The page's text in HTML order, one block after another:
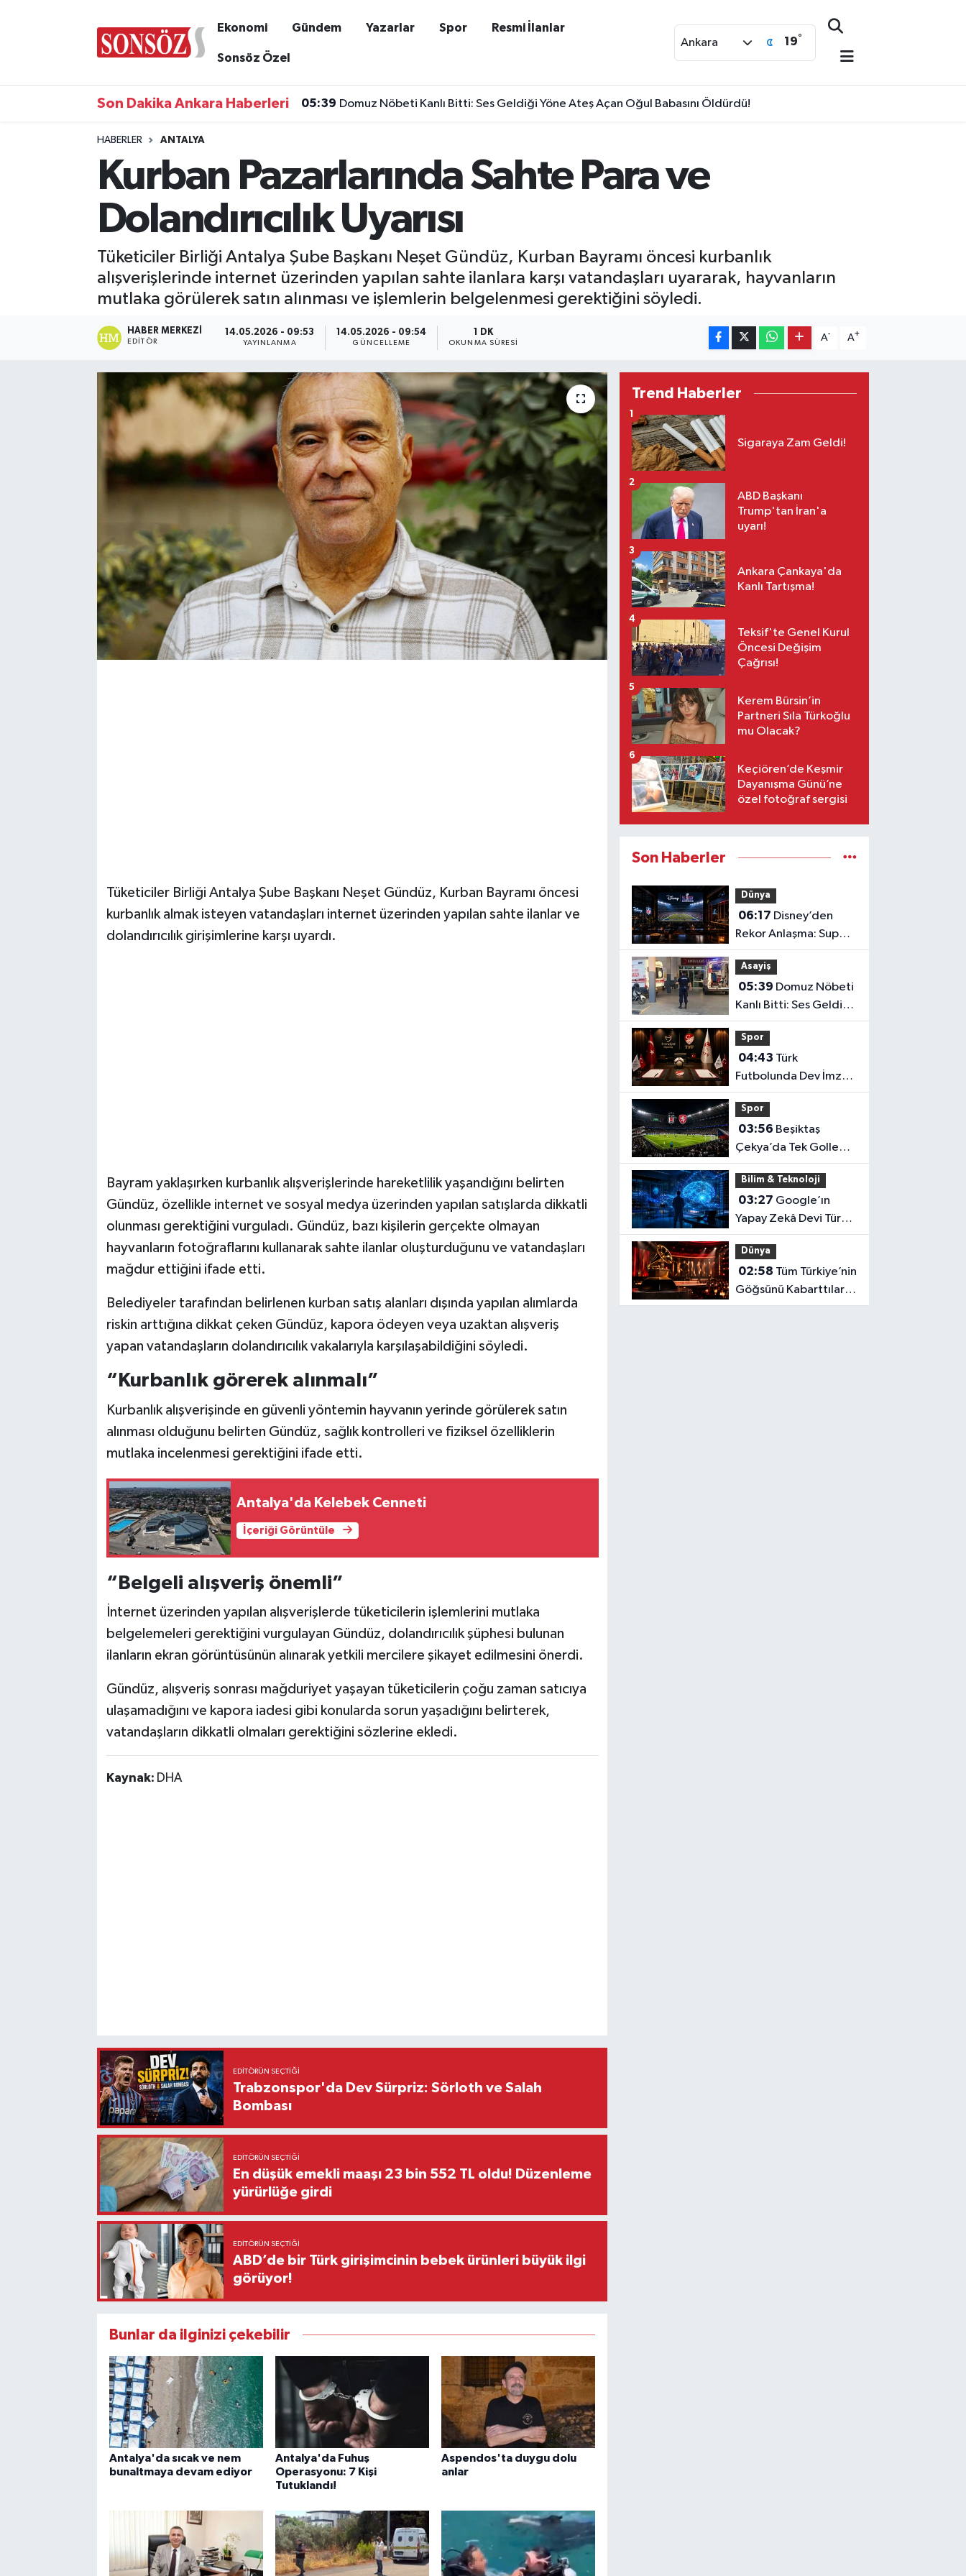
Ekonomi Gündem Yazarlar Spor Resmi İlanlar
Sonsöz Özel
Ankara 19°
Son Dakika Ankara Haberleri 05:39 Domuz Nöbeti Kanlı Bitti: Ses Geldiği Yöne Ateş Açan Oğul Babasını Öldürdü!
HABERLER ANTALYA
Kurban Pazarlarında Sahte Para ve
Dolandırıcılık Uyarısı
Tüketiciler Birliği Antalya Şube Başkanı Neşet Gündüz, Kurban Bayramı öncesi kurbanlık
alışverişlerinde internet üzerinden yapılan sahte ilanlara karşı vatandaşları uyararak, hayvanların
mutlaka görülerek satın alınması ve işlemlerin belgelenmesi gerektiğini söyledi.
HABER MERKEZI
EDITÖR
14.05.2026 - 09:53
YAYINLANMA
14.05.2026 - 09:54
GÜNCELLEME
1 DK
OKUNMA SÜRESI
A- A+
Tüketiciler Birliği Antalya Şube Başkanı Neşet Gündüz, Kurban Bayramı öncesi
kurbanlık almak isteyen vatandaşları internet üzerinden yapılan sahte ilanlar ve
dolandırıcılık girişimlerine karşı uyardı.
Bayram yaklaşırken kurbanlık alışverişlerinde hareketlilik yaşandığını belirten
Gündüz, özellikle internet ve sosyal medya üzerinden yapılan satışlarda dikkatli
olunması gerektiğini vurguladı. Gündüz, bazı kişilerin gerçekte olmayan
hayvanların fotoğraflarını kullanarak sahte ilanlar oluşturduğunu ve vatandaşları
mağdur ettiğini ifade etti.
Belediyeler tarafından belirlenen kurban satış alanları dışında yapılan alımlarda
riskin arttığına dikkat çeken Gündüz, kapora ödeyen veya uzaktan alışveriş
yapan vatandaşların dolandırıcılık vakalarıyla karşılaşabildiğini söyledi.
“Kurbanlık görerek alınmalı”
Kurbanlık alışverişinde en güvenli yöntemin hayvanın yerinde görülerek satın
alınması olduğunu belirten Gündüz, sağlık kontrolleri ve fiziksel özelliklerin
mutlaka incelenmesi gerektiğini ifade etti.
Antalya'da Kelebek Cenneti
İçeriği Görüntüle
“Belgeli alışveriş önemli”
İnternet üzerinden yapılan alışverişlerde tüketicilerin işlemlerini mutlaka
belgelemeleri gerektiğini vurgulayan Gündüz, dolandırıcılık şüphesi bulunan
ilanların ekran görüntüsünün alınarak yetkili mercilere şikayet edilmesini önerdi.
Gündüz, alışveriş sonrası mağduriyet yaşayan tüketicilerin çoğu zaman satıcıya
ulaşamadığını ve kapora iadesi gibi konularda sorun yaşadığını belirterek,
vatandaşların dikkatli olmaları gerektiğini sözlerine ekledi.
Kaynak: DHA
EDITÖRÜN SEÇTIĞI
Trabzonspor'da Dev Sürpriz: Sörloth ve Salah
Bombası
EDITÖRÜN SEÇTIĞI
En düşük emekli maaşı 23 bin 552 TL oldu! Düzenleme
yürürlüğe girdi
EDITÖRÜN SEÇTIĞI
ABD’de bir Türk girişimcinin bebek ürünleri büyük ilgi
görüyor!
Bunlar da ilginizi çekebilir
Antalya'da sıcak ve nem
bunaltmaya devam ediyor
Antalya'da Fuhuş
Operasyonu: 7 Kişi
Tutuklandı!
Aspendos'ta duygu dolu
anlar
Trend Haberler
Sigaraya Zam Geldi!
1
ABD Başkanı
Trump'tan İran'a
uyarı!
2
Ankara Çankaya'da
Kanlı Tartışma!
3
Teksif'te Genel Kurul
Öncesi Değişim
Çağrısı!
4
Kerem Bürsin’in
Partneri Sıla Türkoğlu
mu Olacak?
5
Keçiören’de Keşmir
Dayanışma Günü’ne
özel fotoğraf sergisi
6
Son Haberler
Dünya
06:17
Rekor Anlaşma: Super
Bowl LXI Reklam
Rekortmeni Oldu!
Asayiş
05:39
Kanlı Bitti: Ses Geldiği
Yöne Ateş Açan Oğul
Babasını Öldürdü!
Spor
04:43
Futbolunda Dev İmza:
Milyonluk Sponsorluk
Anlaşması Uzatıldı!
Spor
03:56
Çekya’da Tek Golle
Güldü! Italiano: "Cesur
Olduk ve Karşılığını
Aldık"
Bilim & Teknoloji
03:27
Yapay Zekâ Devi Türk
Bilim İnsanına Emanet!
Dünya
02:58
Göğsünü Kabarttılar:
İki Dev İsim Grammy
İlçe Haberleri
Kültür & Sanat
Sonsöz Özel
Ankara Nöbetçi Eczaneler
Ankara Trafik Yoğunluk Haritası
Süper Lig Puan Durumu ve Fikstür
Son Dakika Haberleri